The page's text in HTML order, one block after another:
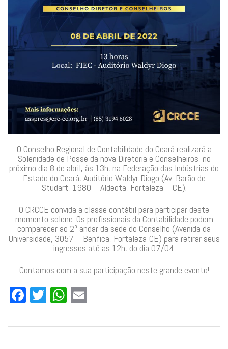
O Conselho Regional de Contabilidade do Ceará realizará a
Solenidade de Posse da nova Diretoria e Conselheiros, no
próximo dia 8 de abril, às 13h, na Federação das Indústrias do
Estado do Ceará, Auditório Waldyr Diogo (Av. Barão de
Studart, 1980 – Aldeota, Fortaleza – CE).
O CRCCE convida a classe contábil para participar deste
momento solene. Os profissionais da Contabilidade podem
comparecer ao 2º andar da sede do Conselho (Avenida da
Universidade, 3057 – Benfica, Fortaleza-CE) para retirar seus
ingressos até as 12h, do dia 07/04.
Contamos com a sua participação neste grande evento!
Facebook
TwitterWhatsApp